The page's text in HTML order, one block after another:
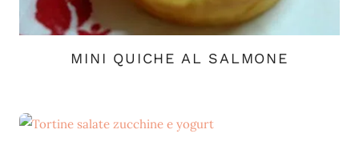
MINI QUICHE AL SALMONE